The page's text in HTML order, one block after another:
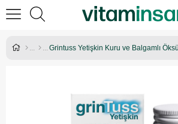
Grintuss Yetişkin Kuru ve Balgamlı